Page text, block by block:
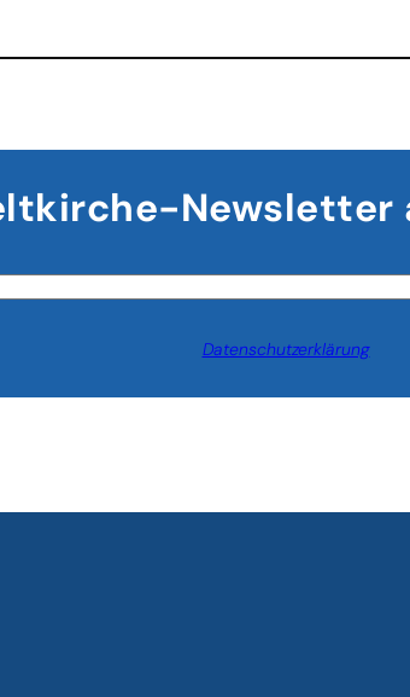
Newsletter
Datenschutzerklärung